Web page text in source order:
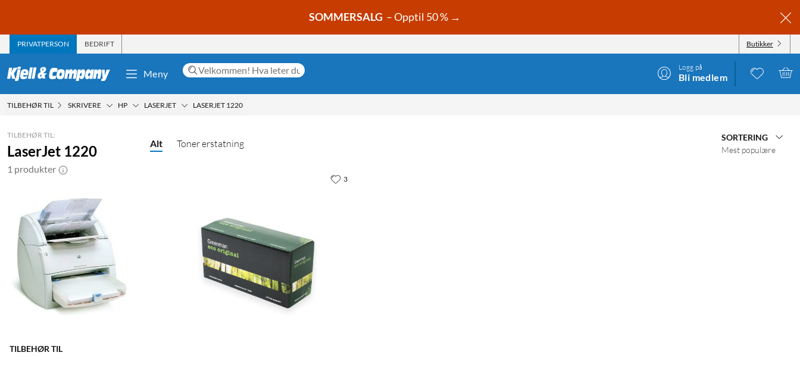
SOMMERSALG – Opptil 50 % →
PRIVATPERSON BEDRIFT Butikker
Meny
Logg på
Bli medlem
TILBEHØR TIL SKRIVERE HP LASERJET LASERJET 1220
TILBEHØR TIL:
LaserJet 1220
1 produkter
TILBEHØR TIL
Alt Toner erstatning
SORTERING
Mest populære
3